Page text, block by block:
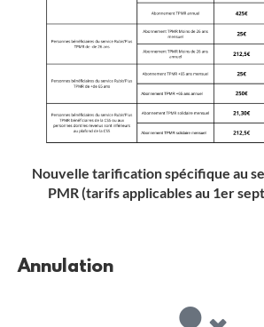
Nouvelle tarification spécifique au
PMR (tarifs applicables au 1er
Annulation